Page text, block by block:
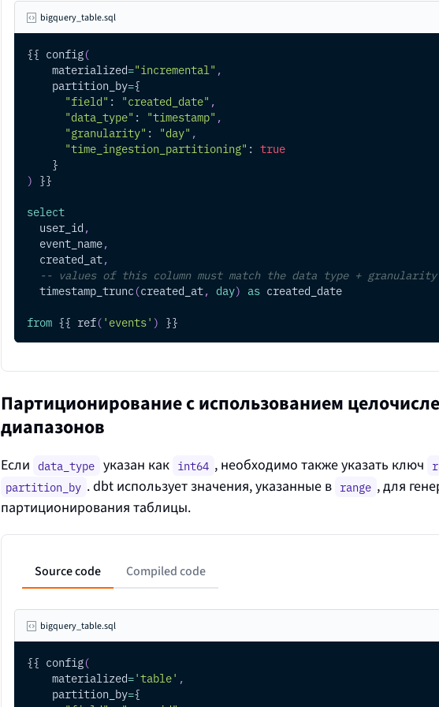
bigquery_table.sql
{{ config(
    materialized
="incremental" ,
    partition_by
={
"field" : "created_date" ,
"data_type" : "timestamp" ,
"granularity" : "day" ,
"time_ingestion_partitioning" : true
    }
) }}
select
  user_id
,
  event_name
,
  created_at
,
-- values of this column must match the data type + granularity
  timestamp_trunc
(created_at, day) as created_date
from {{ ref( 'events' ) }}
Партиционирование с использованием
диапазонов
Если data_type указан как int64 , необходимо также указать ключ
partition_by . dbt использует значения, указанные в range , для
партиционирования таблицы.
Source code Compiled code
bigquery_table.sql
{{ config(
    materialized
='table' ,
    partition_by
={